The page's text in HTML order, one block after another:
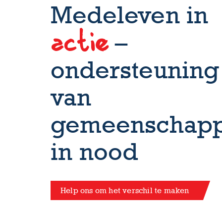
Medeleven in
actie–
ondersteuning
van
in nood
Help ons om het verschil te maken